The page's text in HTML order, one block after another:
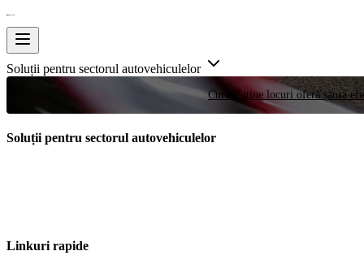
Soluții pentru sectorul autovehiculelor
Curse Puține locuri oferă șansa
Soluții pentru sectorul autovehiculelor
Linkuri rapide